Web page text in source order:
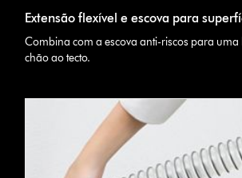
Extensão flexível e escova para
Combina com a escova anti-riscos para uma
chão ao tecto.